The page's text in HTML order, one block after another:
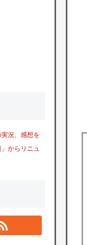
況、感想を
からリニュ